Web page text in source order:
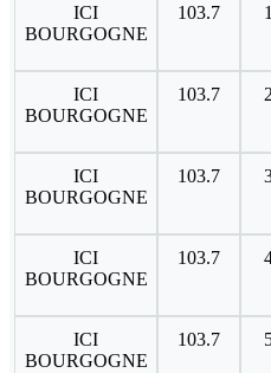
ICI
BOURGOGNE
103.7
ICI
BOURGOGNE
103.7
ICI
BOURGOGNE
103.7
ICI
BOURGOGNE
103.7
ICI
BOURGOGNE
103.7